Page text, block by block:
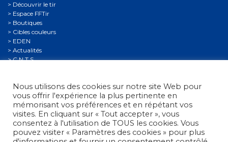
Découvrir le tir
Espace FFTir
Boutiques
Cibles couleurs
EDEN
Actualités
C.N.T.S.
Compétitions
Se former
Archives
Espace presse
Nous contacter
Informations légales
Nous utilisons des cookies sur notre site Web pour
vous offrir l'expérience la plus pertinente en
mémorisant vos préférences et en répétant vos
visites. En cliquant sur « Tout accepter », vous
consentez à l'utilisation de TOUS les cookies. Vous
pouvez visiter « Paramètres des cookies » pour plus